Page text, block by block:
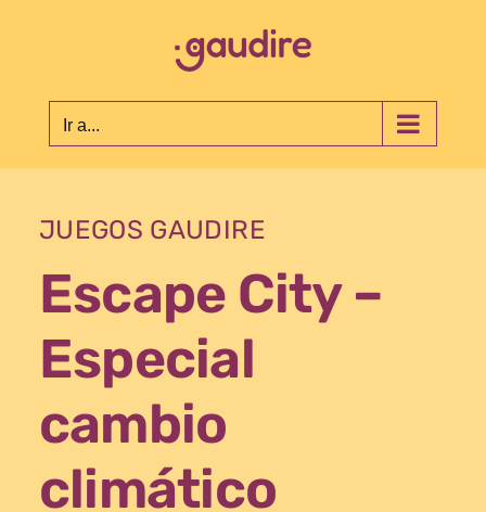
Ir a...
JUEGOS GAUDIRE
Escape City –
Especial
cambio
climático